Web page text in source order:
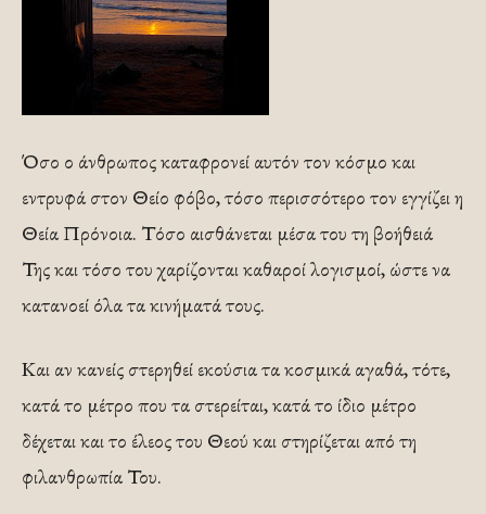
Όσο ο άνθρωπος καταφρονεί αυτόν τον κόσμο και
εντρυφά στον Θείο φόβο, τόσο περισσότερο τον εγγίζει η
Θεία Πρόνοια. Τόσο αισθάνεται μέσα του τη βοήθειά
Της και τόσο του χαρίζονται καθα­ροί λογισμοί, ώστε να
κατανοεί όλα τα κινήματά τους.
Και αν κανείς στερηθεί εκούσια τα κοσμικά αγαθά, τότε,
κατά το μέτρο που τα στερείται, κατά το ίδιο μέτρο
δέχεται και το έλεος του Θεού και στηρίζεται από τη
φιλανθρωπία Του.